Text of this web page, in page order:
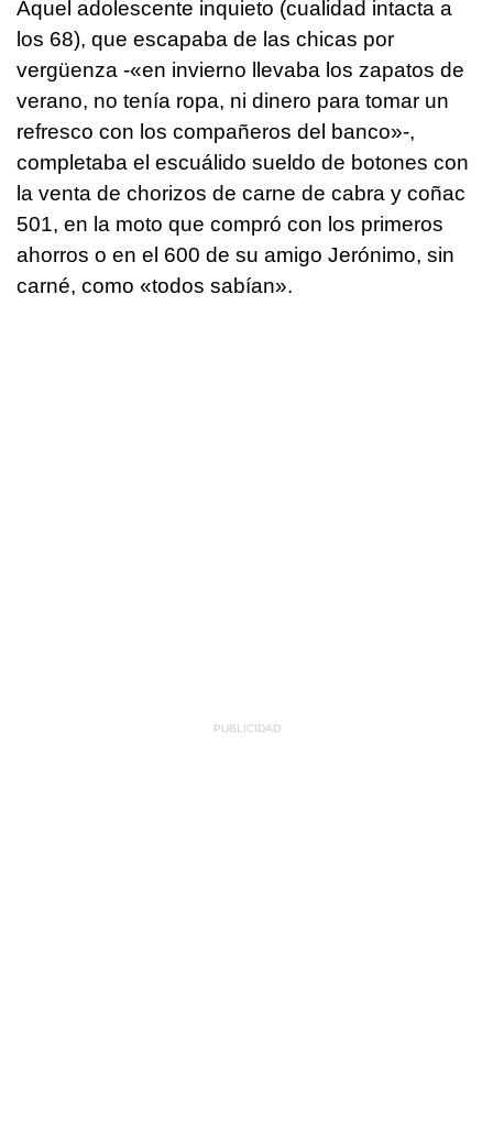
Aquel adolescente inquieto (cualidad intacta a
los 68), que escapaba de las chicas por
vergüenza -«en invierno llevaba los zapatos de
verano, no tenía ropa, ni dinero para tomar un
refresco con los compañeros del banco»-,
completaba el escuálido sueldo de botones con
la venta de chorizos de carne de cabra y coñac
501, en la moto que compró con los primeros
ahorros o en el 600 de su amigo Jerónimo, sin
carné, como «todos sabían».